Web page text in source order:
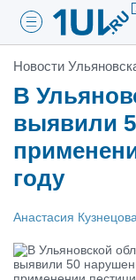
Новости
В
выявили
году
Анастасия Кузнецова